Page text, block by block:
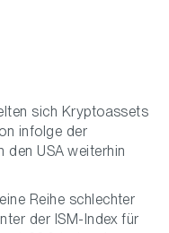
sich Kryptoassets
infolge der
den USA weiterhin
Reihe schlechter
der ISM-Index für